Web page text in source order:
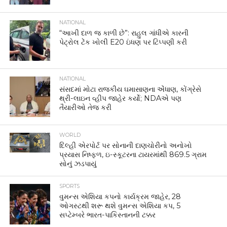
NATIONAL
“આખી દાળ જ કાળી છે”: રાહુલ ગાંધીએ કારની
પેટ્રોલ ટેંક ખોલી E20 ઇંધણ પર ટિપ્પણી કરી
NATIONAL
સંસદમાં મોટા રાજકીય ઘમાસાણના એંધાણ, કોંગ્રેસે
થ્રી-લાઇન વ્હીપ જાહેર કર્યો; NDAએ પણ
તૈયારીઓ તેજ કરી
WORLD
દિલ્હી એરપોર્ટ પર સોનાની દાણચોરીનો અનોખો
પ્રયાસ નિષ્ફળ, ઇ-સ્કૂટરના ટાયરમાંથી 869.5 ગ્રામ
સોનું ઝડપાયું
SPORTS
વુમન્સ એશિયા કપનો કાર્યક્રમ જાહેર, 28
ઓગસ્ટથી શરૂ થશે વુમન્સ એશિયા કપ, 5
સપ્ટેમ્બરે ભારત-પાકિસ્તાનની ટક્કર